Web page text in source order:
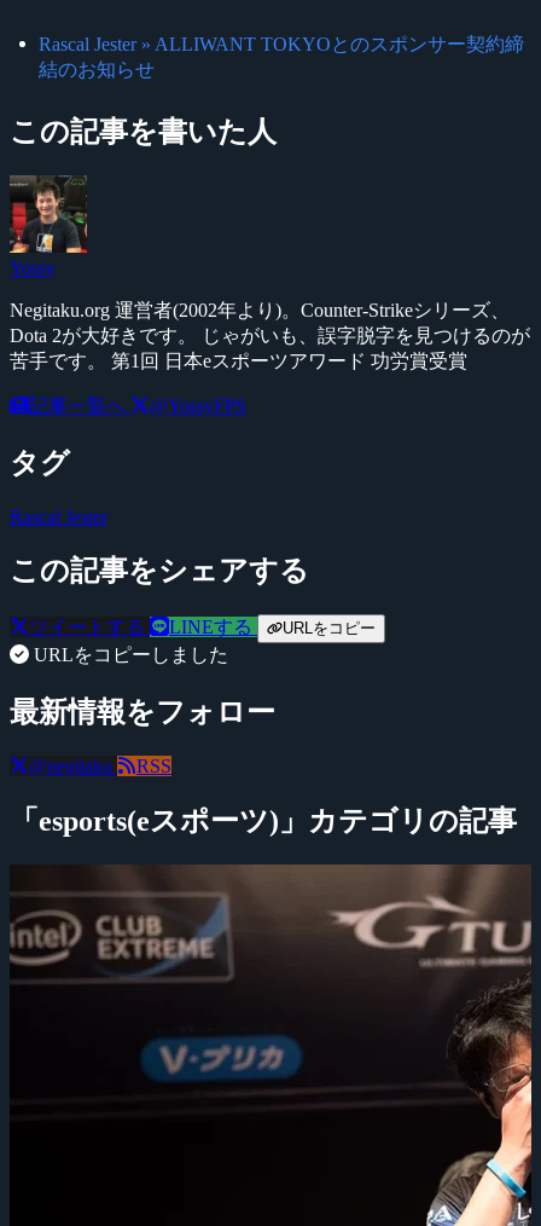
Rascal Jester » ALLIWANT TOKYOとのスポンサー契約締
結のお知らせ
この記事を書いた人
Yossy
Negitaku.org 運営者(2002年より)。Counter-Strikeシリーズ、
Dota 2が大好きです。 じゃがいも、誤字脱字を見つけるのが
苦手です。 第1回 日本eスポーツアワード 功労賞受賞
記事一覧へ @YossyFPS
タグ
Rascal Jester
この記事をシェアする
ツイートする LINEする URLをコピー
URLをコピーしました
最新情報をフォロー
@negitaku RSS
「esports(eスポーツ)」カテゴリの記事